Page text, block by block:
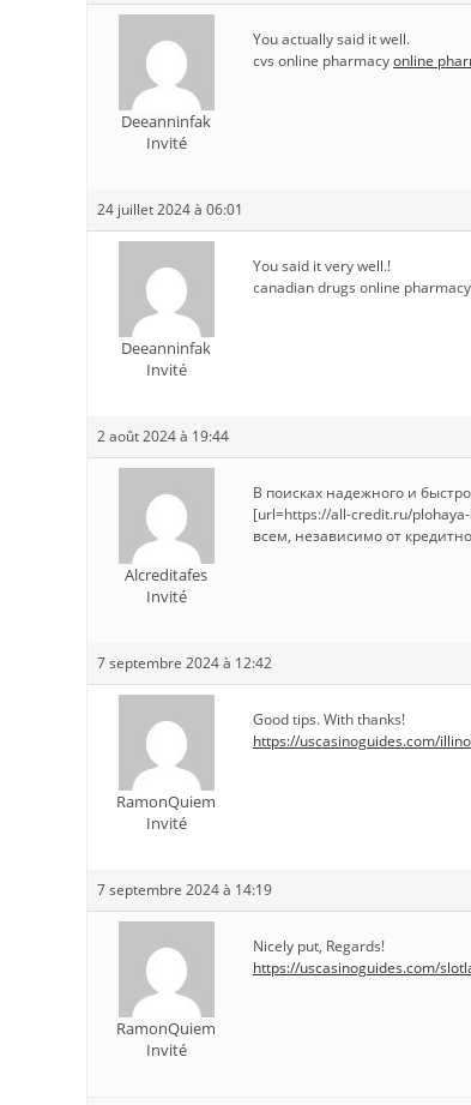
Deeanninfak
Invité
You actually said it well.
cvs online pharmacyonline
24 juillet 2024 à 06:01
Deeanninfak
Invité
You said it very well.!
canadian drugs online pharmacy
2 août 2024 à 19:44
Alcreditafes
Invité
В поисках надежного и
[url=https://all-credit.ru/
всем, независимо от
7 septembre 2024 à 12:42
RamonQuiem
Invité
Good tips. With thanks!
https://uscasinoguides.com/
7 septembre 2024 à 14:19
RamonQuiem
Invité
Nicely put, Regards!
https://uscasinoguides.com/